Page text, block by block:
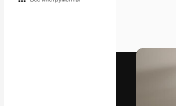
Видео
Моушн-дизайн